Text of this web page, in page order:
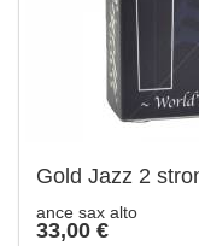
Gold Jazz 2
ance sax alto
33,00 €